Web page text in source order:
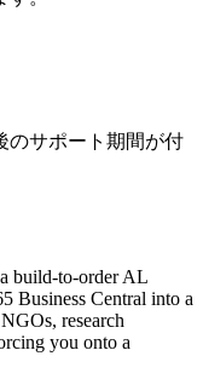
のサポート期間が付
build-to-order AL
Business Central into a
research
you onto a